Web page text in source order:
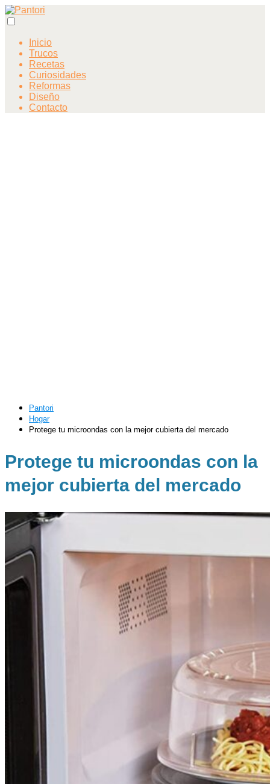
Inicio
Trucos
Recetas
Curiosidades
Reformas
Diseño
Contacto
Pantori
Hogar
Protege tu microondas con la mejor cubierta del mercado
Protege tu microondas con la
mejor cubierta del mercado